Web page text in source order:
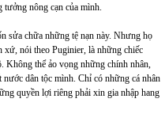
tưởng nông cạn của mình.
sửa chữa những tệ nạn này. Nhưng họ
xứ, nói theo Puginier, là những chiếc
Không thể ảo vọng những chính nhân,
dân tộc mình. Chỉ có những cá nhân
quyền lợi riêng phải xin gia nhập hang